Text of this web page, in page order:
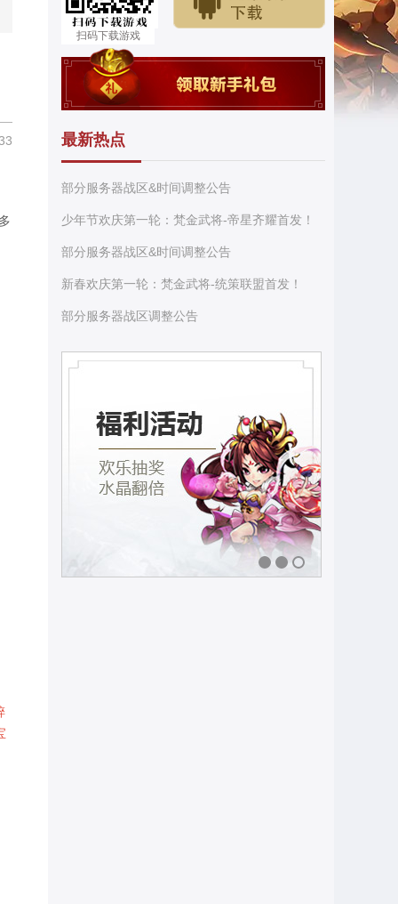
扫码下载游戏
最新热点
部分服务器战区&时间调整公告
少年节欢庆第一轮：梵金武将-帝星齐耀首发！
部分服务器战区&时间调整公告
新春欢庆第一轮：梵金武将-统策联盟首发！
部分服务器战区调整公告